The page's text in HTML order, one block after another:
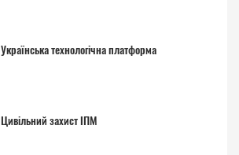
Українська технологічна платформа
Цивільний захист ІПМ